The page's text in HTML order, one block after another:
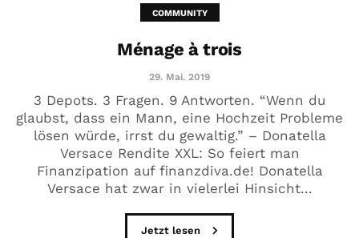
COMMUNITY
Ménage à trois
29. Mai. 2019
3 Depots. 3 Fragen. 9 Antworten. “Wenn du
glaubst, dass ein Mann, eine Hochzeit Probleme
lösen würde, irrst du gewaltig.” – Donatella
Versace Rendite XXL: So feiert man
Finanzipation auf finanzdiva.de! Donatella
Versace hat zwar in vielerlei Hinsicht...
Jetzt lesen